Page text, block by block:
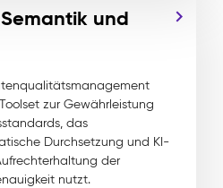
und
zur Gewährleistung
das
Durchsetzung und KI-
der
nutzt.